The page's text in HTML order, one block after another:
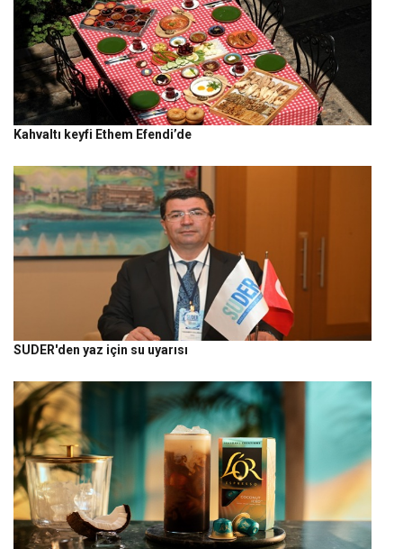
Kahvaltı keyfi Ethem Efendi’de
SUDER'den yaz için su uyarısı